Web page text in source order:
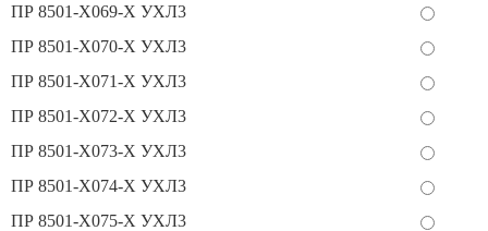
ПР 8501-Х069-Х УХЛ3
ПР 8501-Х070-Х УХЛ3
ПР 8501-Х071-Х УХЛ3
ПР 8501-Х072-Х УХЛ3
ПР 8501-Х073-Х УХЛ3
ПР 8501-Х074-Х УХЛ3
ПР 8501-Х075-Х УХЛ3